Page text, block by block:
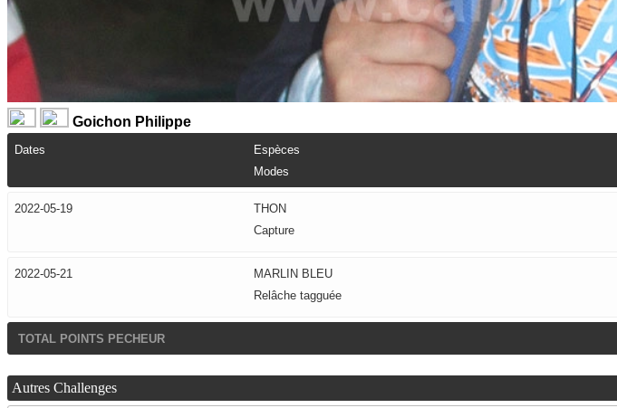
Goichon Philippe
Dates Espèces
Modes
2022-05-19 THON
Capture
2022-05-21 MARLIN BLEU
Relâche tagguée
TOTAL POINTS PECHEUR
Autres Challenges